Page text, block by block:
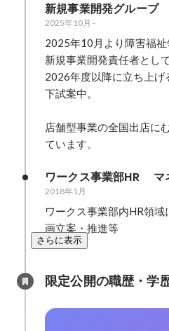
新規事業開発グループ
2025年10月 -
2025年10月より障害福
新規事業開発責任者として
2026年度以降に立ち上げ
下試案中。
店舗型事業の全国出店に
ています。
ワークス事業部HR 　
2018年1月
ワークス事業部内HR領
画立案・推進等
さらに表示
限定公開の職歴・学